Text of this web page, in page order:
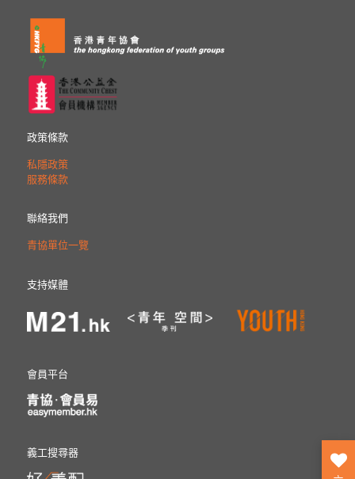
政策條款
私隱政策
服務條款
聯絡我們
青協單位一覽
支持媒體
會員平台
義工搜尋器